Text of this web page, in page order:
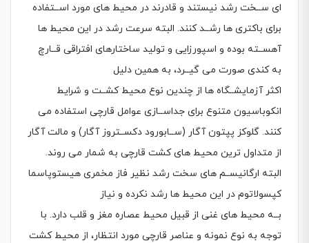
ای ســخت رشد نیستند و قادرند در محیط های مورد اســتفاده
برای باكتری ها رشــد كنند. البته سرعت رشد در این محیط ها
آهســته بوده و اسپورزایی و تولید ساختارهای افتراقی قــارچ
به كندی صورت می گیــرد، به همین دلیل
اكثر آزمایشــگاه ها از چندین نوع محیط كشــت و شرایط
انکوباسیون متنوع برای جداســازی عوامل قارچی استفاده می
كنند. گلوكز پپتون آگار (ســابورود دكســتروز آگار) و مالت آگار
از متداول ترین محیط های كشت قارچی به شمار می روند.
البته ارگانیســم های سخت رشد نظیر فاز مخمری هیستوپاسما
كپسولاتوم در این محیط ها رشد نکرده و نیاز
بــه محیط های غنی از قبیل محیط عصاره مغز و قلب دارد. با
توجه به نوع نمونه و عناصر قارچی مورد انتظار، از محیط كشت